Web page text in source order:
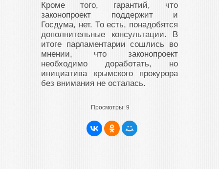
Кроме того, гарантий, что
законопроект поддержит и
Госдума, нет. То есть, понадобятся
дополнительные консультации. В
итоге парламентарии сошлись во
мнении, что законопроект
необходимо доработать, но
инициатива крымского прокурора
без внимания не осталась.
Просмотры: 9